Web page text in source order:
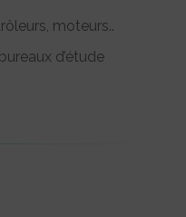
moteurs..
d’étude